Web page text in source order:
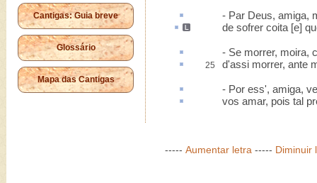
Cantigas: Guia breve
Glossário
Mapa das Cantigas
- Par Deus, amiga,
de sofrer coita [e]
- Se morrer, moira,
25 d'assi morrer, ante
- Por ess', amiga,
vos amar, pois tal
----- Aumentar letra ----- Diminuir